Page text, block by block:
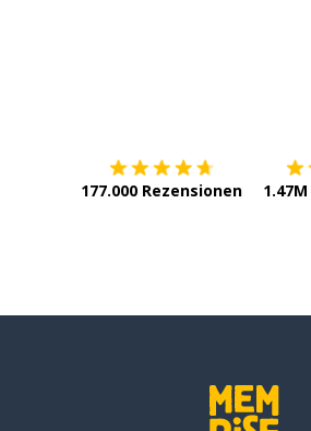
177.000 Rezensionen